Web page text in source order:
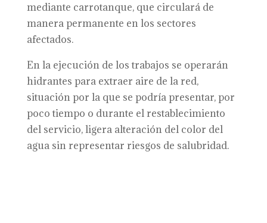
mediante carrotanque, que circulará de
manera permanente en los sectores
afectados.
En la ejecución de los trabajos se operarán
hidrantes para extraer aire de la red,
situación por la que se podría presentar, por
poco tiempo o durante el restablecimiento
del servicio, ligera alteración del color del
agua sin representar riesgos de salubridad.